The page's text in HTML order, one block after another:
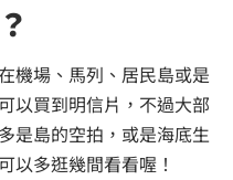
機場、馬列、居民島或是
以買到明信片，不過大部
是島的空拍，或是海底生
以多逛幾間看看喔！